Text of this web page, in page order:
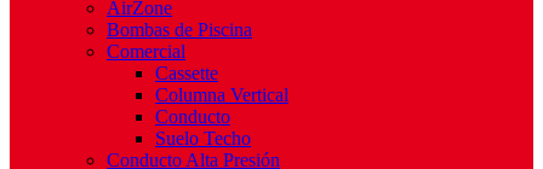
AirZone
Bombas de Piscina
Comercial
Cassette
Columna Vertical
Conducto
Suelo Techo
Conducto Alta Presión